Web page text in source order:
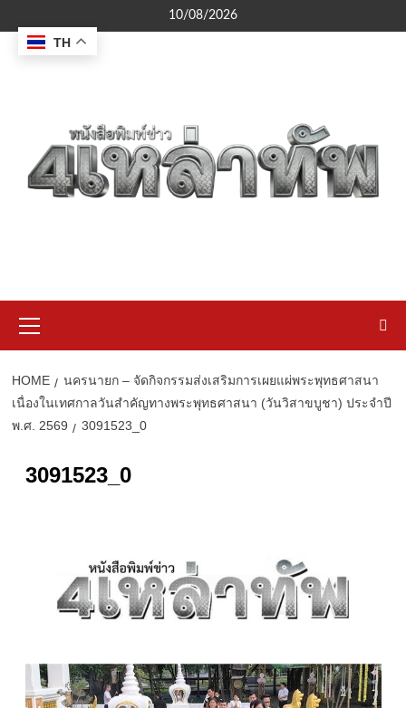
to
content
10/08/2026
Menu
HOME
นครนายก – จัดกิจกรรมส่งเสริมการเผยแผ่พระพุทธศาสนา
เนื่องในเทศกาลวันสำคัญทางพระพุทธศาสนา (วันวิสาขบูชา) ประจำปี
พ.ศ. 2569
3091523_0
3091523_0
TH